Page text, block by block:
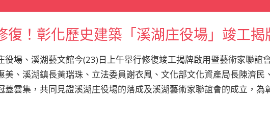
復！彰化歷史建築「溪湖庄役場」竣工揭
役場、溪湖藝文館今(23)日上午舉行修復竣工揭牌啟用暨藝術家聯誼
美、溪湖鎮長黃瑞珠、立法委員謝衣鳯、文化部文化資產局長陳濟民
蓋雲集，共同見證溪湖庄役場的落成及溪湖藝術家聯誼會的成立，為